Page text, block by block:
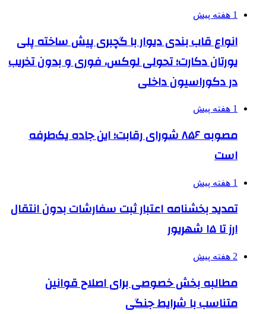
1 هفته پیش
انواع قاب بندی دیوار با گچبری پیش ساخته پلی
یورتان دکارت؛ تحولی لوکس، فوری و بدون تخریب
در دکوراسیون داخلی
1 هفته پیش
مصوبه ۸۵۶ شورای رقابت؛ این جاده یک‌طرفه
است
1 هفته پیش
تمدید بخشنامه اعتبار ثبت سفارشات بدون انتقال
ارز تا ۱۵ شهریور
2 هفته پیش
مطالبه بخش خصوصی برای اصلاح قوانین
متناسب با شرایط جنگی